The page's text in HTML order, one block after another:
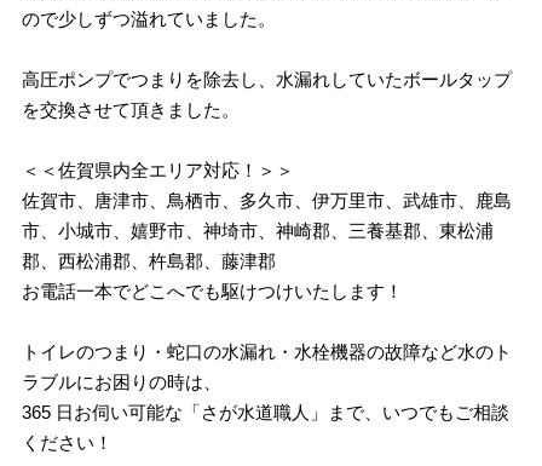
ので少しずつ溢れていました。
高圧ポンプでつまりを除去し、水漏れしていたボールタップ
を交換させて頂きました。
＜＜佐賀県内全エリア対応！＞＞
佐賀市、唐津市、鳥栖市、多久市、伊万里市、武雄市、鹿島
市、小城市、嬉野市、神埼市、神崎郡、三養基郡、東松浦
郡、西松浦郡、杵島郡、藤津郡
お電話一本でどこへでも駆けつけいたします！
トイレのつまり・蛇口の水漏れ・水栓機器の故障など水のト
ラブルにお困りの時は、
365 日お伺い可能な「さが水道職人」まで、いつでもご相談
ください！